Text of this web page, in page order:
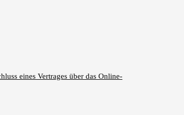
eines Vertrages über das Online-